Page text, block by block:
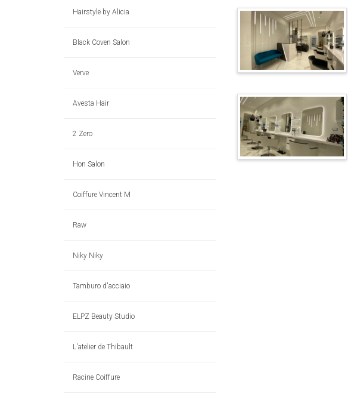
Hairstyle by Alicia
Black Coven Salon
Verve
Avesta Hair
2 Zero
Hon Salon
Coiffure Vincent M
Raw
Niky Niky
Tamburo d'acciaio
ELPZ Beauty Studio
L'atelier de Thibault
Racine Coiffure